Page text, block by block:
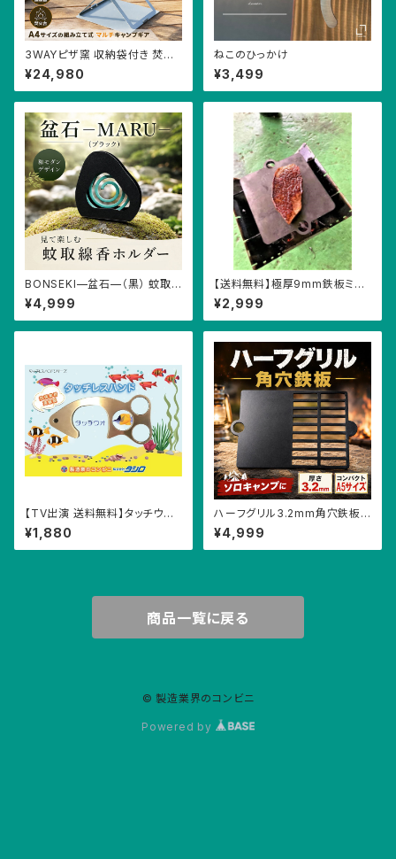
3WAYピザ窯 収納袋付き 焚火
台 燻製 ピザ窯 アウトドアギア
キャンプ オーブン
¥24,980
ねこのひっかけ
¥3,499
BONSEKI—盆石—（黒） 蚊取り
線香ホルダー 蚊取り線香置き
インテリア アート 蚊 虫よけ 蚊
よけ おしゃれ 蚊取り 線香 ステ
¥4,999
【送料無料】極厚9mm鉄板ミニ
アウトドア キャンプ ソロキャン
プ 鉄板 安い
¥2,999
【TV出演 送料無料】タッチウ
オ ドアオープナー アシストフ
ック 抗菌 非接触 タッチレス 電
車 バス つり革 ボタン タッチパ
¥1,880
ハーフグリル3.2mm角穴鉄板
A5サイズ 収納袋つき ソロキャ
ンプ アウトドアギア
¥4,999
商品一覧に戻る
© 製造業界のコンビニ
Powered by